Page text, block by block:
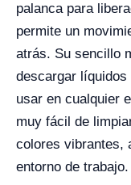
palanca para
permite un
atrás. Su sencillo
descargar
usar en cualquier
muy fácil de
colores vibrantes,
entorno de trabajo.